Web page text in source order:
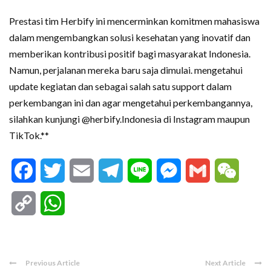
Prestasi tim Herbify ini mencerminkan komitmen mahasiswa
dalam mengembangkan solusi kesehatan yang inovatif dan
memberikan kontribusi positif bagi masyarakat Indonesia.
Namun, perjalanan mereka baru saja dimulai. mengetahui
update kegiatan dan sebagai salah satu support dalam
perkembangan ini dan agar mengetahui perkembangannya,
silahkan kunjungi @herbify.Indonesia di Instagram maupun
TikTok.**
FacebookTwitter Email Telegram
Line Messenger
Gmail
Copy
Previous Article Next Article